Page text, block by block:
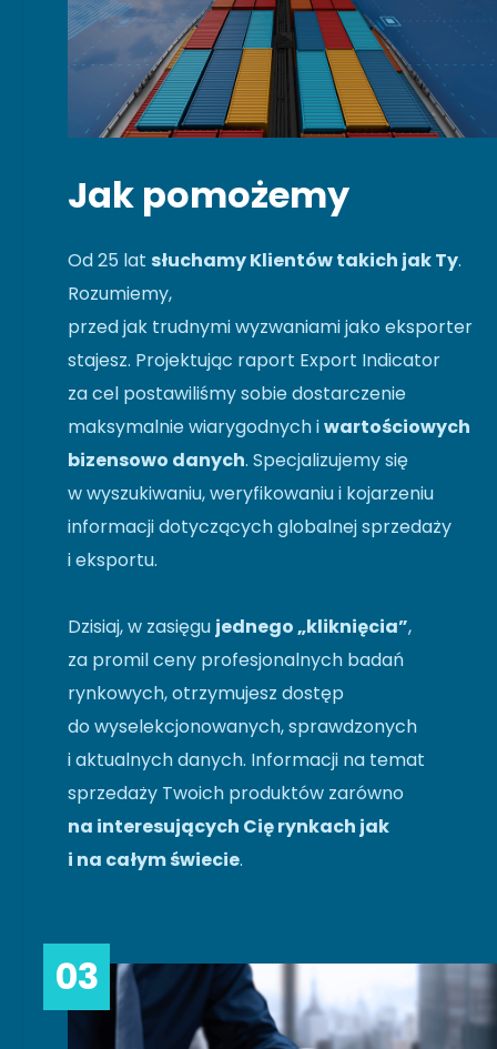
Jak pomożemy
Od 25 lat słuchamy Klientów takich jak Ty.
Rozumiemy,
przed jak trudnymi wyzwaniami jako eksporter
stajesz. Projektując raport Export Indicator
za cel postawiliśmy sobie dostarczenie
maksymalnie wiarygodnych iwartościowych
bizensowo danych. Specjalizujemy się
w wyszukiwaniu, weryfikowaniu i kojarzeniu
informacji dotyczących globalnej sprzedaży
i eksportu.
Dzisiaj, w zasięgu jednego „kliknięcia”,
za promil ceny profesjonalnych badań
rynkowych, otrzymujesz dostęp
do wyselekcjonowanych, sprawdzonych
i aktualnych danych. Informacji na temat
sprzedaży Twoich produktów zarówno
na interesujących Cię rynkach jak
i na całym świecie.
03